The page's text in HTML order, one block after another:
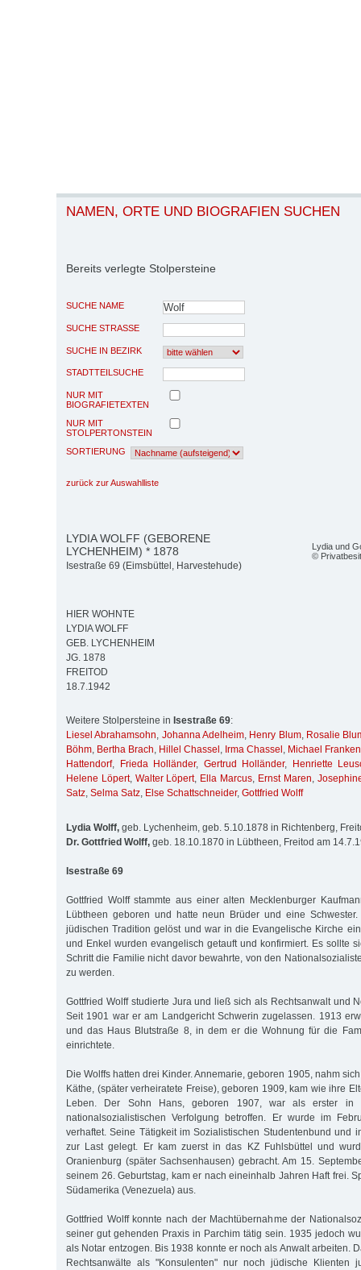
NAMEN, ORTE UND BIOGRAFIEN SUCHEN
Bereits verlegte Stolpersteine
SUCHE NAME
SUCHE STRASSE
SUCHE IN BEZIRK
STADTTEILSUCHE
NUR MIT
BIOGRAFIETEXTEN
NUR MIT
STOLPERTONSTEIN
SORTIERUNG
zurück zur Auswahlliste
Lydia und
©
LYDIA WOLFF (GEBORENE
LYCHENHEIM) * 1878
Isestraße 69 (Eimsbüttel, Harvestehude)
HIER WOHNTE
LYDIA WOLFF
GEB. LYCHENHEIM
JG. 1878
FREITOD
18.7.1942
Weitere Stolpersteine in Isestraße 69:
Liesel Abrahamsohn, Johanna Adelheim, Henry Blum, Rosalie
Böhm, Bertha Brach, Hillel Chassel , Irma Chassel , Michael
Hattendorf, Frieda Holländer, Gertrud Holländer,
Henriette
Helene Löpert, Walter Löpert, Ella Marcus, Ernst Maren,
Satz, Selma Satz, Else Schattschneider, Gottfried Wolff
Lydia Wolff, geb. Lychenheim, geb. 5.10.1878 in Richtenberg,
Dr. Gottfried Wolff, geb. 18.10.1870 in Lübtheen, Freitod am
Isestraße 69
Gottfried Wolff stammte aus einer alten Mecklenburger
Lübtheen geboren und hatte neun Brüder und eine
jüdischen Tradition gelöst und war in die Evangelische Kirche
und Enkel wurden evangelisch getauft und konfirmiert. Es sollte
Schritt die Familie nicht davor bewahrte, von den
zu werden.
Gottfried Wolff studierte Jura und ließ sich als Rechtsanwalt und
Seit 1901 war er am Landgericht Schwerin zugelassen. 1913
und das Haus Blutstraße 8, in dem er die Wohnung für die
einrichtete.
Die Wolffs hatten drei Kinder. Annemarie, geboren 1905, nahm
Käthe, (später verheiratete Freise), geboren 1909, kam wie ihre
Leben. Der Sohn Hans, geboren 1907, war als erster in
nationalsozialistischen Verfolgung betroffen. Er wurde im
verhaftet. Seine Tätigkeit im Sozialistischen Studentenbund und
zur Last gelegt. Er kam zuerst in das KZ Fuhlsbüttel und
Oranienburg (später Sachsenhausen) gebracht. Am 15.
seinem 26. Geburtstag, kam er nach eineinhalb Jahren Haft frei.
Südamerika (Venezuela) aus.
Gottfried Wolff konnte nach der Machtübernahme der
seiner gut gehenden Praxis in Parchim tätig sein. 1935 jedoch
als Notar entzogen. Bis 1938 konnte er noch als Anwalt arbeiten.
Rechtsanwälte als "Konsulenten" nur noch jüdische Klienten